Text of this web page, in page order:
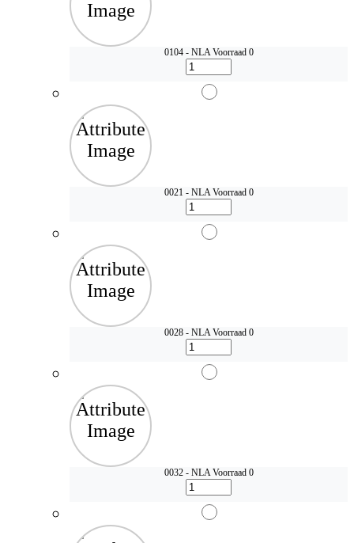
0104 - NLAVoorraad 0
0021 - NLAVoorraad 0
0028 - NLAVoorraad 0
0032 - NLAVoorraad 0